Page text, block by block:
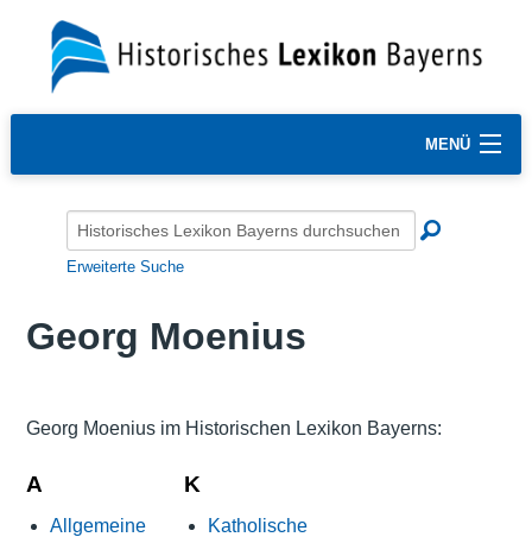
MENÜ
Erweiterte Suche
Georg Moenius
Georg Moenius im Historischen Lexikon Bayerns:
A
Allgemeine
K
Katholische